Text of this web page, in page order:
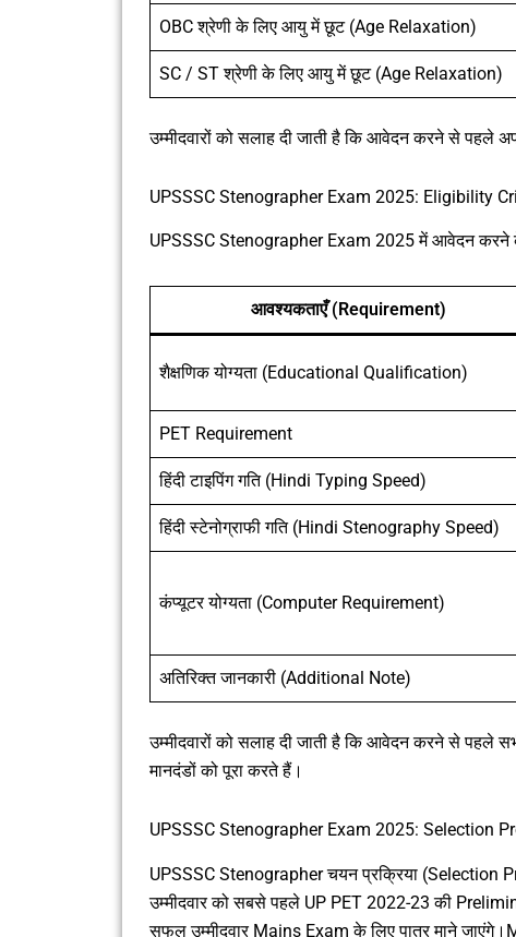
OBC श्रेणी के लिए आयु में छूट (Age Relaxation)
SC / ST श्रेणी के लिए आयु में छूट (Age Relaxation)
उम्मीदवारों को सलाह दी जाती है कि आवेदन करने से पहले
UPSSSC Stenographer Exam 2025: Eligibility
UPSSSC Stenographer Exam 2025 में आवेदन करने
आवश्यकताएँ (Requirement)
शैक्षणिक योग्यता (Educational Qualification)
PET Requirement
हिंदी टाइपिंग गति (Hindi Typing Speed)
हिंदी स्टेनोग्राफी गति (Hindi Stenography Speed)
कंप्यूटर योग्यता (Computer Requirement)
अतिरिक्त जानकारी (Additional Note)
उम्मीदवारों को सलाह दी जाती है कि आवेदन करने से पहले
मानदंडों को पूरा करते हैं।
UPSSSC Stenographer Exam 2025: Selection
UPSSSC Stenographer चयन प्रक्रिया (Selection
उम्मीदवार को सबसे पहले UP PET 2022-23 की
सफल उम्मीदवार Mains Exam के लिए पात्र माने